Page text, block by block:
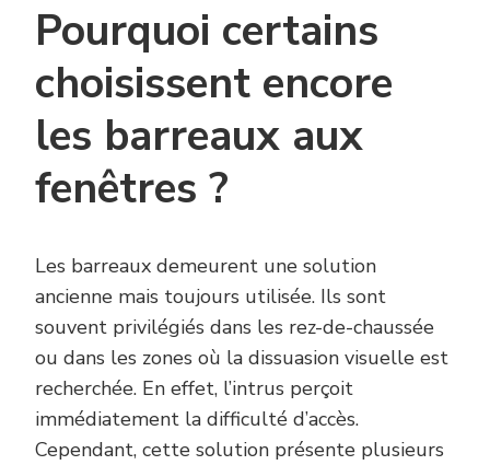
Pourquoi certains
choisissent encore
les barreaux aux
fenêtres ?
Les barreaux demeurent une solution
ancienne mais toujours utilisée. Ils sont
souvent privilégiés dans les rez-de-chaussée
ou dans les zones où la dissuasion visuelle est
recherchée. En effet, l’intrus perçoit
immédiatement la difficulté d’accès.
Cependant, cette solution présente plusieurs